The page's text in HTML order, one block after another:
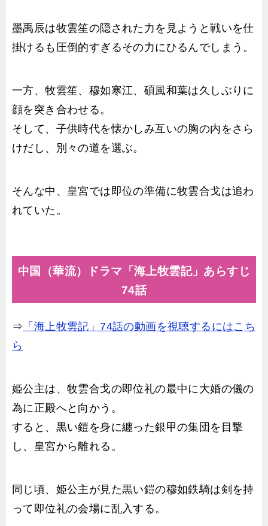
墨禹辰は牧雲笙の隠された力を見ようと戦いを仕
掛けるも圧倒的すぎるその力にひるんでしまう。
一方、牧雲笙、穆如寒江、碩風和葉は久しぶりに
顔を突き合わせる。
そして、子供時代を懐かしみ互いの胸の内をさら
けだし、別々の道を選ぶ。
そんな中、皇宮では即位の準備に牧雲合戈は追わ
れていた。
中国（華流）ドラマ「海上牧雲記」あらすじ
74話
⇒ 「海上牧雲記」74話の動画を視聴するにはこち
ら
姫公主は、牧雲合戈の即位礼の最中に大婚の儀の
為に正殿へと向かう。
すると、黒い鎧を身に纏った銀甲の集団を目撃
し、皇宮から離れる。
同じ頃、姫公主が見た黒い鎧の穆如鉄騎は剣を持
って即位礼の会場に乱入する。